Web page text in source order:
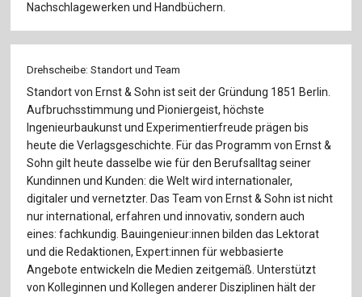
Nachschlagewerken und Handbüchern.
Drehscheibe: Standort und Team
Standort von Ernst & Sohn ist seit der Gründung 1851 Berlin.
Aufbruchsstimmung und Pioniergeist, höchste
Ingenieurbaukunst und Experimentierfreude prägen bis
heute die Verlagsgeschichte. Für das Programm von Ernst &
Sohn gilt heute dasselbe wie für den Berufsalltag seiner
Kundinnen und Kunden: die Welt wird internationaler,
digitaler und vernetzter. Das Team von Ernst & Sohn ist nicht
nur international, erfahren und innovativ, sondern auch
eines: fachkundig. Bauingenieur:innen bilden das Lektorat
und die Redaktionen, Expert:innen für webbasierte
Angebote entwickeln die Medien zeitgemäß. Unterstützt
von Kolleginnen und Kollegen anderer Disziplinen hält der